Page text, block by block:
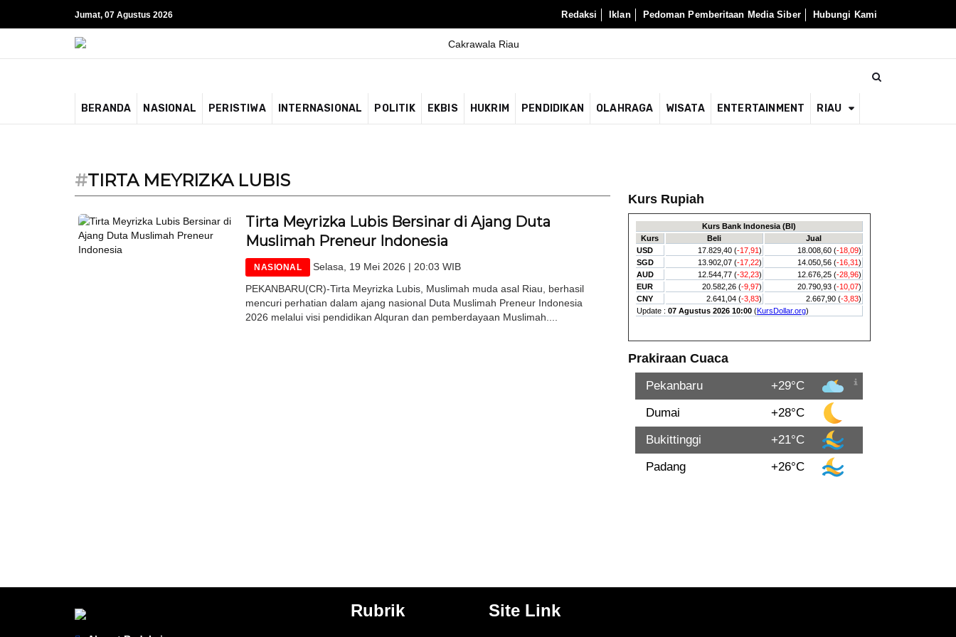
Jumat, 07 Agustus 2026 Redaksi Iklan Pedoman Pemberitaan Media Siber Hubungi Kami
BERANDA NASIONAL PERISTIWA INTERNASIONAL POLITIK EKBIS HUKRIM PENDIDIKAN OLAHRAGA WISATA ENTERTAINMENT RIAU
#TIRTA MEYRIZKA LUBIS
Tirta Meyrizka Lubis Bersinar di Ajang Duta
Muslimah Preneur Indonesia
NASIONAL
Selasa, 19 Mei 2026 | 20:03 WIB
PEKANBARU(CR)-Tirta Meyrizka Lubis, Muslimah muda asal Riau, berhasil
mencuri perhatian dalam ajang nasional Duta Muslimah Preneur Indonesia
2026 melalui visi pendidikan Alquran dan pemberdayaan Muslimah....
Kurs Rupiah
Prakiraan Cuaca
Pekanbaru
+29°C
Dumai
+28°C
Bukittinggi
+21°C
Padang
+26°C
Rubrik Site Link